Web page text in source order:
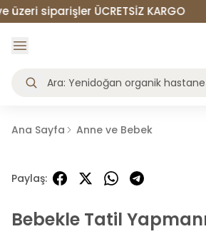
siparişler ÜCRETSİZ KARGO
Ana Sayfa Anne ve Bebek
Paylaş:
Bebekle Tatil